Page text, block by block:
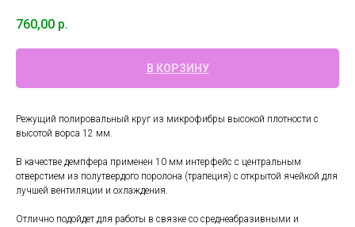
760,00 р.
В КОРЗИНУ
Режущий полировальный круг из микрофибры высокой плотности с
высотой ворса 12 мм.
В качестве демпфера применен 10 мм интерфейс с центральным
отверстием из полутвердого поролона (трапеция) с открытой ячейкой для
лучшей вентиляции и охлаждения.
Отлично подойдет для работы в связке со среднеабразивными и